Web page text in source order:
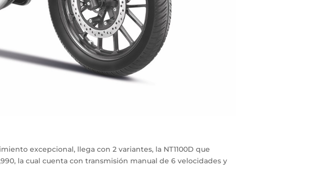
excepcional, llega con 2 variantes, la NT1100D que
la cual cuenta con transmisión manual de 6 velocidades y